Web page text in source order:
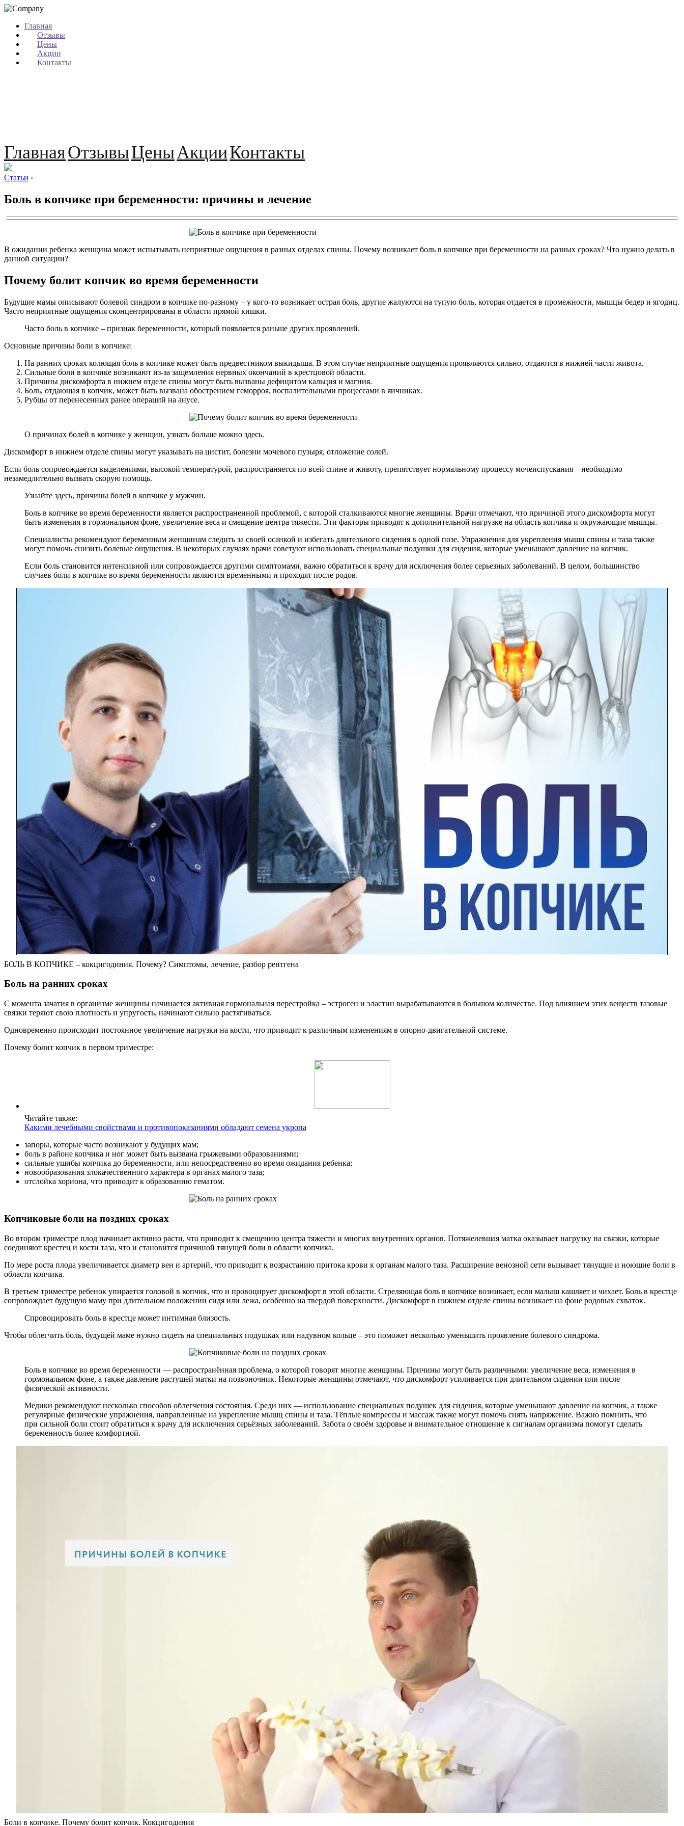
Главная
Отзывы
Цены
Акции
Контакты
ГлавнаяОтзывыЦеныАкцииКонтакты
Статьи ›
Боль в копчике при беременности: причины и лечение
В ожидании ребенка женщина может испытывать неприятные ощущения в разных отделах спины. Почему возникает боль в копчике при беременности на разных сроках? Что нужно делать в
данной ситуации?
Почему болит копчик во время беременности
Будущие мамы описывают болевой синдром в копчике по-разному – у кого-то возникает острая боль, другие жалуются на тупую боль, которая отдается в промежности, мышцы бедер и ягодиц.
Часто неприятные ощущения сконцентрированы в области прямой кишки.
Часто боль в копчике – признак беременности, который появляется раньше других проявлений.
Основные причины боли в копчике:
На ранних сроках колющая боль в копчике может быть предвестником выкидыша. В этом случае неприятные ощущения проявляются сильно, отдаются в нижней части живота.
Сильные боли в копчике возникают из-за защемления нервных окончаний в крестцовой области.
Причины дискомфорта в нижнем отделе спины могут быть вызваны дефицитом кальция и магния.
Боль, отдающая в копчик, может быть вызвана обострением геморроя, воспалительными процессами в яичниках.
Рубцы от перенесенных ранее операций на анусе.
О причинах болей в копчике у женщин, узнать больше можно здесь.
Дискомфорт в нижнем отделе спины могут указывать на цистит, болезни мочевого пузыря, отложение солей.
Если боль сопровождается выделениями, высокой температурой, распространяется по всей спине и животу, препятствует нормальному процессу мочеиспускания – необходимо
незамедлительно вызвать скорую помощь.
Узнайте здесь, причины болей в копчике у мужчин.
Боль в копчике во время беременности является распространенной проблемой, с которой сталкиваются многие женщины. Врачи отмечают, что причиной этого дискомфорта могут
быть изменения в гормональном фоне, увеличение веса и смещение центра тяжести. Эти факторы приводят к дополнительной нагрузке на область копчика и окружающие мышцы.
Специалисты рекомендуют беременным женщинам следить за своей осанкой и избегать длительного сидения в одной позе. Упражнения для укрепления мышц спины и таза также
могут помочь снизить болевые ощущения. В некоторых случаях врачи советуют использовать специальные подушки для сидения, которые уменьшают давление на копчик.
Если боль становится интенсивной или сопровождается другими симптомами, важно обратиться к врачу для исключения более серьезных заболеваний. В целом, большинство
случаев боли в копчике во время беременности являются временными и проходят после родов.
БОЛЬ В КОПЧИКЕ – кокцигодиния. Почему? Симптомы, лечение, разбор рентгена
Боль на ранних сроках
С момента зачатия в организме женщины начинается активная гормональная перестройка – эстроген и эластин вырабатываются в большом количестве. Под влиянием этих веществ тазовые
связки теряют свою плотность и упругость, начинают сильно растягиваться.
Одновременно происходит постоянное увеличение нагрузки на кости, что приводит к различным изменениям в опорно-двигательной системе.
Почему болит копчик в первом триместре:
Читайте также:
Какими лечебными свойствами и противопоказаниями обладают семена укропа
запоры, которые часто возникают у будущих мам;
боль в районе копчика и ног может быть вызвана грыжевыми образованиями;
сильные ушибы копчика до беременности, или непосредственно во время ожидания ребенка;
новообразования злокачественного характера в органах малого таза;
отслойка хориона, что приводит к образованию гематом.
Копчиковые боли на поздних сроках
Во втором триместре плод начинает активно расти, что приводит к смещению центра тяжести и многих внутренних органов. Потяжелевшая матка оказывает нагрузку на связки, которые
соединяют крестец и кости таза, что и становится причиной тянущей боли в области копчика.
По мере роста плода увеличивается диаметр вен и артерий, что приводит к возрастанию притока крови к органам малого таза. Расширение венозной сети вызывает тянущие и ноющие боли в
области копчика.
В третьем триместре ребенок упирается головой в копчик, что и провоцирует дискомфорт в этой области. Стреляющая боль в копчике возникает, если малыш кашляет и чихает. Боль в крестце
сопровождает будущую маму при длительном положении сидя или лежа, особенно на твердой поверхности. Дискомфорт в нижнем отделе спины возникает на фоне родовых схваток.
Спровоцировать боль в крестце может интимная близость.
Чтобы облегчить боль, будущей маме нужно сидеть на специальных подушках или надувном кольце – это поможет несколько уменьшить проявление болевого синдрома.
Боль в копчике во время беременности — распространённая проблема, о которой говорят многие женщины. Причины могут быть различными: увеличение веса, изменения в
гормональном фоне, а также давление растущей матки на позвоночник. Некоторые женщины отмечают, что дискомфорт усиливается при длительном сидении или после
физической активности.
Медики рекомендуют несколько способов облегчения состояния. Среди них — использование специальных подушек для сидения, которые уменьшают давление на копчик, а также
регулярные физические упражнения, направленные на укрепление мышц спины и таза. Тёплые компрессы и массаж также могут помочь снять напряжение. Важно помнить, что
при сильной боли стоит обратиться к врачу для исключения серьёзных заболеваний. Забота о своём здоровье и внимательное отношение к сигналам организма помогут сделать
беременность более комфортной.
Боли в копчике. Почему болит копчик. Кокцигодиния